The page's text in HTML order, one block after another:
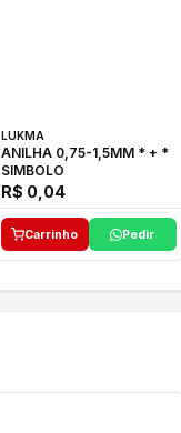
LUKMA
ANILHA 0,75-1,5MM * + *
SIMBOLO
R$ 0,04
Carrinho Pedir